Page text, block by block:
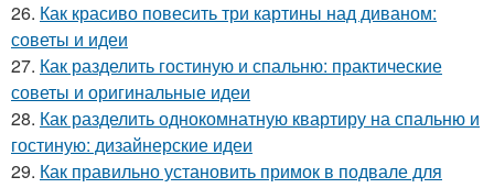
26. Как красиво повесить три картины над диваном:
советы и идеи
27. Как разделить гостиную и спальню: практические
советы и оригинальные идеи
28. Как разделить однокомнатную квартиру на спальню и
гостиную: дизайнерские идеи
29. Как правильно установить примок в подвале для